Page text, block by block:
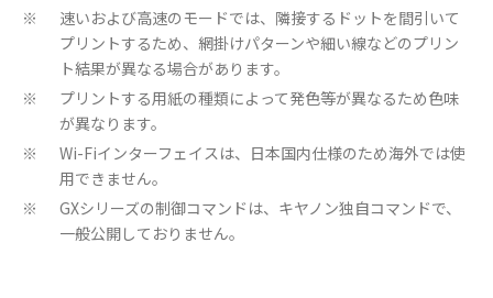
※
速いおよび高速のモードでは、隣接するドットを間引いて
プリントするため、網掛けパターンや細い線などのプリン
ト結果が異なる場合があります。
※
プリントする用紙の種類によって発色等が異なるため色味
が異なります。
※
Wi-Fiインターフェイスは、日本国内仕様のため海外では使
用できません。
※
GXシリーズの制御コマンドは、キヤノン独自コマンドで、
一般公開しておりません。